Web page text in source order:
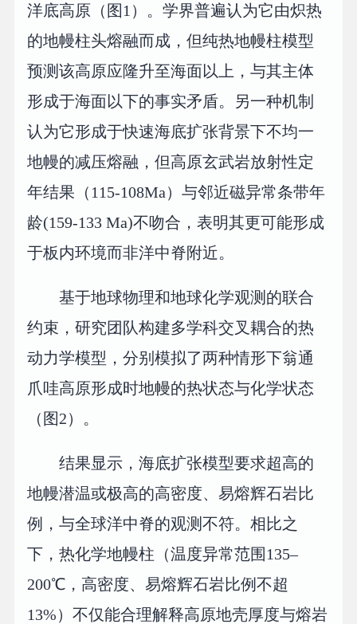
洋底高原（图1）。学界普遍认为它由炽热
的地幔柱头熔融而成，但纯热地幔柱模型
预测该高原应隆升至海面以上，与其主体
形成于海面以下的事实矛盾。另一种机制
认为它形成于快速海底扩张背景下不均一
地幔的减压熔融，但高原玄武岩放射性定
年结果（115-108Ma）与邻近磁异常条带年
龄(159-133 Ma)不吻合，表明其更可能形成
于板内环境而非洋中脊附近。
基于地球物理和地球化学观测的联合
约束，研究团队构建多学科交叉耦合的热
动力学模型，分别模拟了两种情形下翁通
爪哇高原形成时地幔的热状态与化学状态
（图2）。
结果显示，海底扩张模型要求超高的
地幔潜温或极高的高密度、易熔辉石岩比
例，与全球洋中脊的观测不符。相比之
下，热化学地幔柱（温度异常范围135–
200℃，高密度、易熔辉石岩比例不超
13%）不仅能合理解释高原地壳厚度与熔岩